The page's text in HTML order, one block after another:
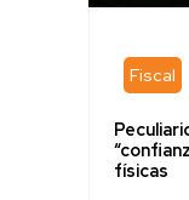
Fiscal
físicas